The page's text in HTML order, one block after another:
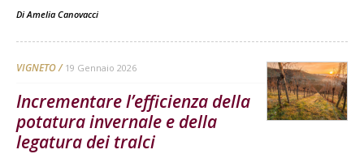
DiAmelia Canovacci
VIGNETO 19 Gennaio 2026
Incrementare l’efficienza della
potatura invernale e della
legatura dei tralci